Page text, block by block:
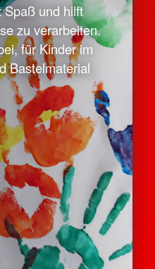
Spaß und hilft
zu verarbeiten.
für Kinder im
Bastelmaterial